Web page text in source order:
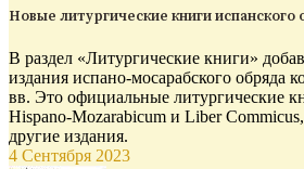
Новые литургические книги испанского
В раздел «Литургические книги»
издания испано-мосарабского
вв. Это официальные литургические
Hispano-Mozarabicum и Liber
другие издания.
4 Сентября 2023